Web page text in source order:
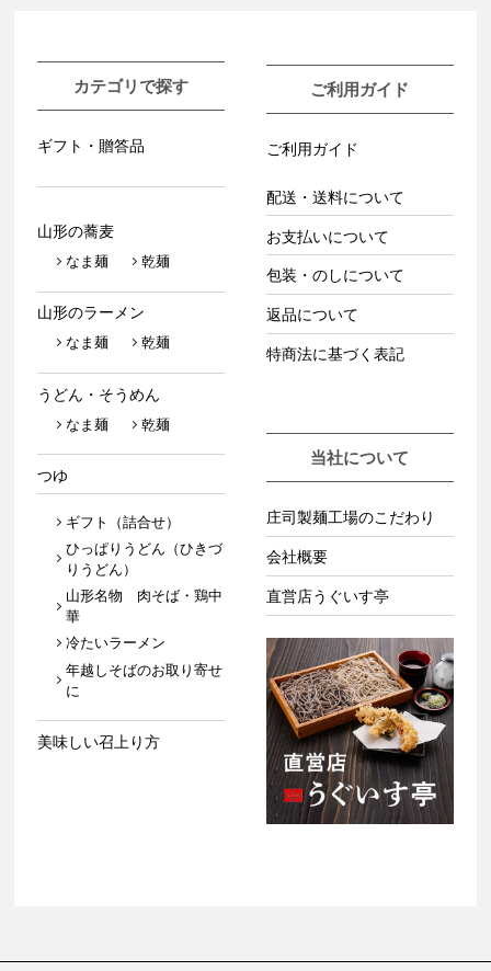
カテゴリで探す
ギフト・贈答品
山形の蕎麦
なま麺
乾麺
山形のラーメン
なま麺
乾麺
うどん・そうめん
なま麺
乾麺
つゆ
ギフト（詰合せ）
ひっぱりうどん（ひきづ
りうどん）
山形名物 肉そば・鶏中
華
冷たいラーメン
年越しそばのお取り寄せ
に
美味しい召上り方
ご利用ガイド
ご利用ガイド
配送・送料について
お支払いについて
包装・のしについて
返品について
特商法に基づく表記
当社について
庄司製麺工場のこだわり
会社概要
直営店うぐいす亭